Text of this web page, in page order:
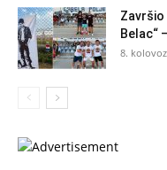
Završio
Belac“
8.